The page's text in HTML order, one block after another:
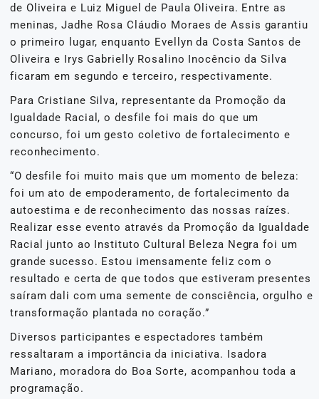
de Oliveira e Luiz Miguel de Paula Oliveira. Entre as
meninas, Jadhe Rosa Cláudio Moraes de Assis garantiu
o primeiro lugar, enquanto Evellyn da Costa Santos de
Oliveira e Irys Gabrielly Rosalino Inocêncio da Silva
ficaram em segundo e terceiro, respectivamente.
Para Cristiane Silva, representante da Promoção da
Igualdade Racial, o desfile foi mais do que um
concurso, foi um gesto coletivo de fortalecimento e
reconhecimento.
“O desfile foi muito mais que um momento de beleza:
foi um ato de empoderamento, de fortalecimento da
autoestima e de reconhecimento das nossas raízes.
Realizar esse evento através da Promoção da Igualdade
Racial junto ao Instituto Cultural Beleza Negra foi um
grande sucesso. Estou imensamente feliz com o
resultado e certa de que todos que estiveram presentes
saíram dali com uma semente de consciência, orgulho e
transformação plantada no coração.”
Diversos participantes e espectadores também
ressaltaram a importância da iniciativa. Isadora
Mariano, moradora do Boa Sorte, acompanhou toda a
programação.